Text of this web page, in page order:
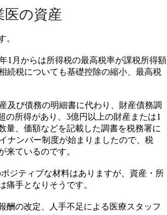
の資産
1月からは所得税の最高税率が課税所得額
続税についても基礎控除の縮小、最高税
及び債務の明細書に代わり、財産債務調
の所得があり、3億円以上の財産または1
量、価額などを記載した調書を税務署に
ナンバー制度が始まりましたので、税
ているのです。
ジティブな材料はありますが、資産・所
手となりそうです。
酬の改定、人手不足による医療スタッフ